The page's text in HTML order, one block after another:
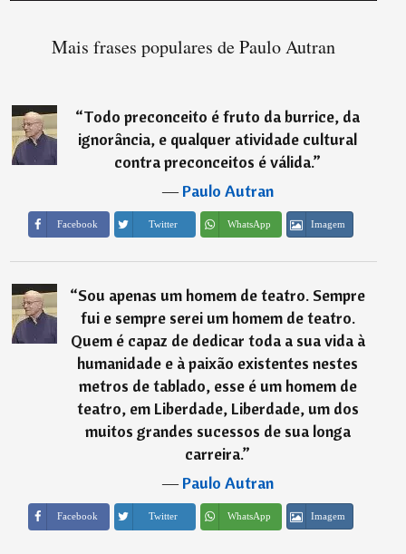
Mais frases populares de Paulo Autran
“Todo preconceito é fruto da burrice, da
ignorância, e qualquer atividade cultural
contra preconceitos é válida.”
―Paulo Autran
Facebook Twitter WhatsApp Imagem
“Sou apenas um homem de teatro. Sempre
fui e sempre serei um homem de teatro.
Quem é capaz de dedicar toda a sua vida à
humanidade e à paixão existentes nestes
metros de tablado, esse é um homem de
teatro, em Liberdade, Liberdade, um dos
muitos grandes sucessos de sua longa
carreira.”
―Paulo Autran
Facebook Twitter WhatsApp Imagem